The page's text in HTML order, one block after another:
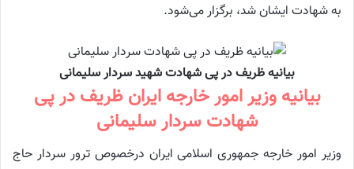
به شهادت ایشان شد، برگزار می‌شود.
بیانیه ظریف در پی شهادت شهید سردار سلیمانی
بیانیه وزیر امور خارجه ایران ظریف در پی
شهادت سردار سلیمانی
وزیر امور خارجه جمهوری اسلامی ایران درخصوص ترور سردار حاج